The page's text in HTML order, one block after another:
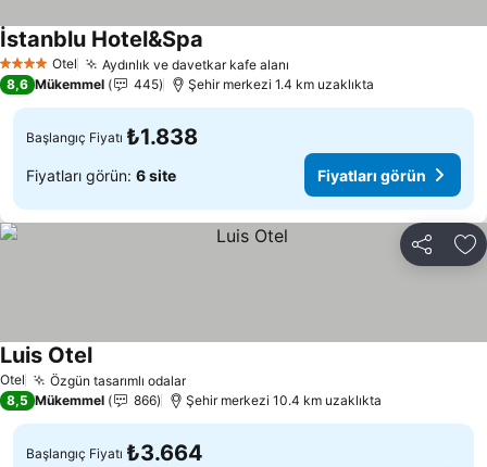
4 Yıldız Otel Aydınlık ve davetkar kafe alanı
İstanblu Hotel&Spa
8,6 Mükemmel 445 Şehir merkezi 1.4 km uzaklıkta
Başlangıç Fiyatı ₺1.838
Fiyatları görün: 6 site Fiyatları görün
Paylaş
Otel Özgün tasarımlı odalar
Luis Otel
8,5 Mükemmel 866 Şehir merkezi 10.4 km uzaklıkta
Başlangıç Fiyatı ₺3.664